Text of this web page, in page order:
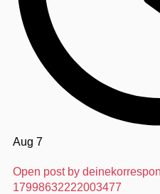
Aug 7
Open post by
17998632222003477